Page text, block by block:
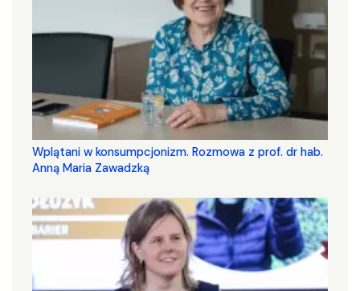
Wplątani w konsumpcjonizm. Rozmowa z prof. dr hab.
Anną Maria Zawadzką